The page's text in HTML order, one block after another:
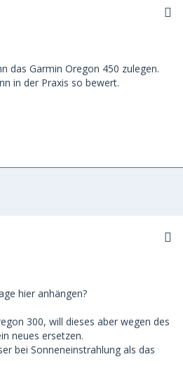
das Garmin Oregon 450 zulegen.
in der Praxis so bewert.
hier anhängen?
300, will dieses aber wegen des
neues ersetzen.
bei Sonneneinstrahlung als das